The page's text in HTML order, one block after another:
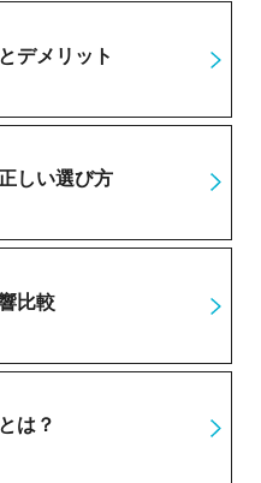
デメリット
しい選び方
比較
は？